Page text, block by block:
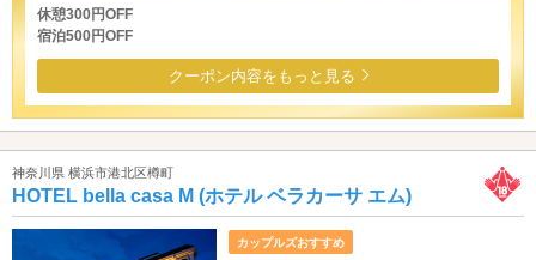
休憩300円OFF
宿泊500円OFF
クーポン内容をもっと見る
神奈川県 横浜市港北区樽町
HOTEL bella casa M (ホテル ベラカーサ エム)
カップルズおすすめ